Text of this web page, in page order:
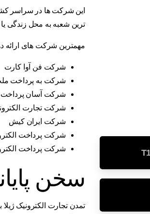
این شرکت ها در سراسر
ترین شعبه به محل زندگی
مهمترین شرکت های ارائه
شرکت فن آوا کارت
شرکت به پرداخت
شرکت آسان پرداخت
شرکت تجارت
شرکت ایران کیش
شرکت پرداخت
شرکت پرداخت
سخن
تمدن تجارت الکترونیک